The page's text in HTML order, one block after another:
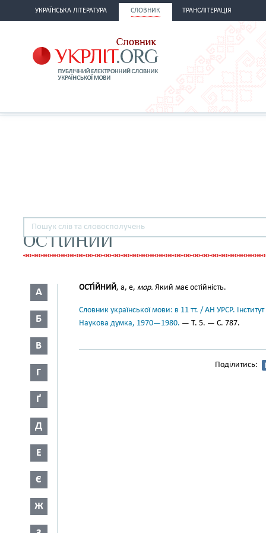
УКРАЇНСЬКА ЛІТЕРАТУРА СЛОВНИК ТРАНСЛІТЕРАЦІЯ
ОСТІЙНИЙ
А
Б
В
Г
Ґ
Д
Е
Є
Ж
ОСТІ́ЙНИЙ, а, е, мор. Який має остійність.
Словник української мови: в 11 тт. / АН УРСР.
Наукова думка, 1970—1980. — Т. 5. — С. 787.
Поділитись: